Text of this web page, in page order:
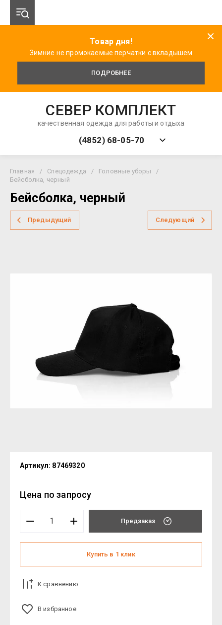
Товар дня!
Зимние не промокаемые перчатки с вкладышем
ПОДРОБНЕЕ
СЕВЕР КОМПЛЕКТ
качественная одежда для работы и отдыха
(4852) 68-05-70
Главная / Спецодежда / Головные уборы
/
Бейсболка, черный
Бейсболка, черный
Предыдущий Следующий
Артикул: 87469320
Цена по запросу
Предзаказ
Купить в 1 клик
К сравнению
В избранное